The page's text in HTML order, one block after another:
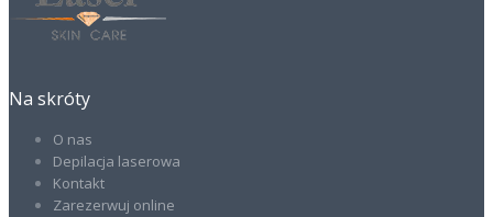
Na skróty
O nas
Depilacja laserowa
Kontakt
Zarezerwuj online